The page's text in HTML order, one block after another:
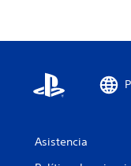
Asistencia